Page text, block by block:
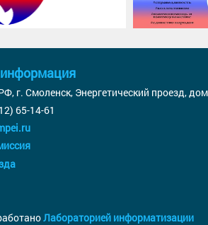
г. Смоленск, Энергетический проезд,
65-14-61
Лабораторией информатизации